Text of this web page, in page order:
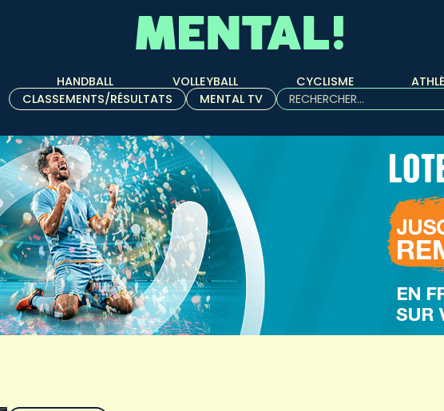
HANDBALL VOLLEYBALL CYCLISME
CLASSEMENTS/RÉSULTATS
MENTAL TV
Rechercher :